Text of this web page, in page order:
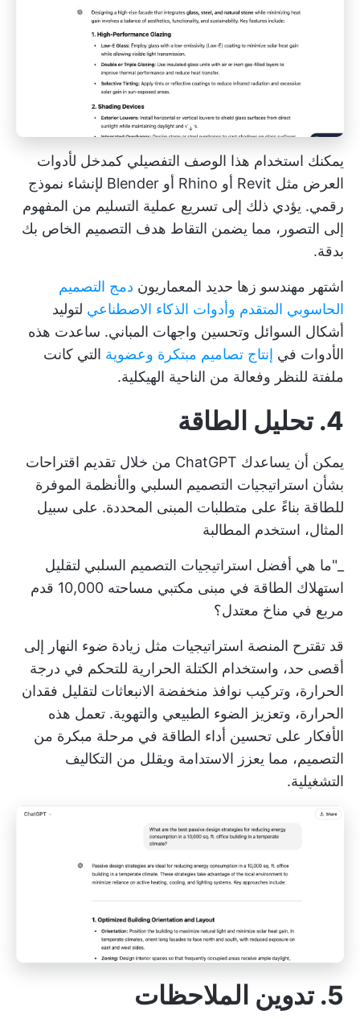
يمكنك استخدام هذا الوصف التفصيلي كمدخل لأدوات
العرض مثل Revit أو Rhino أو Blender لإنشاء نموذج
رقمي. يؤدي ذلك إلى تسريع عملية التسليم من المفهوم
إلى التصور، مما يضمن التقاط هدف التصميم الخاص بك
بدقة.
اشتهر مهندسو زها حديد المعماريون دمج التصميم
الحاسوبي المتقدم وأدوات الذكاء الاصطناعي لتوليد
أشكال السوائل وتحسين واجهات المباني. ساعدت هذه
الأدوات في إنتاج تصاميم مبتكرة وعضوية التي كانت
ملفتة للنظر وفعالة من الناحية الهيكلية.
4. تحليل الطاقة
يمكن أن يساعدك ChatGPT من خلال تقديم اقتراحات
بشأن استراتيجيات التصميم السلبي والأنظمة الموفرة
للطاقة بناءً على متطلبات المبنى المحددة. على سبيل
المثال، استخدم المطالبة
_"ما هي أفضل استراتيجيات التصميم السلبي لتقليل
استهلاك الطاقة في مبنى مكتبي مساحته 10,000 قدم
مربع في مناخ معتدل؟
قد تقترح المنصة استراتيجيات مثل زيادة ضوء النهار إلى
أقصى حد، واستخدام الكتلة الحرارية للتحكم في درجة
الحرارة، وتركيب نوافذ منخفضة الانبعاثات لتقليل فقدان
الحرارة، وتعزيز الضوء الطبيعي والتهوية. تعمل هذه
الأفكار على تحسين أداء الطاقة في مرحلة مبكرة من
التصميم، مما يعزز الاستدامة ويقلل من التكاليف
التشغيلية.
5. تدوين الملاحظات